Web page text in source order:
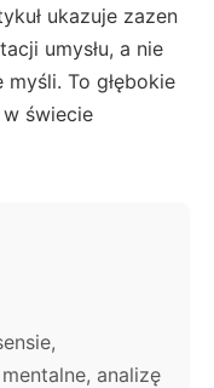
ukazuje zazen
umysłu, a nie
myśli. To głębokie
świecie
analizę